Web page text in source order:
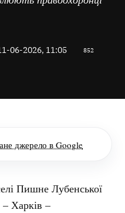
06-2026, 11:05 852
джерело в Google
Пишне Лубенської
– Харків –